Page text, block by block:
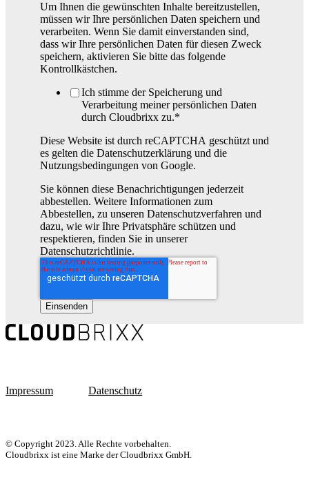
Um Ihnen die gewünschten Inhalte bereitzustellen,
müssen wir Ihre persönlichen Daten speichern und
verarbeiten. Wenn Sie damit einverstanden sind,
dass wir Ihre persönlichen Daten für diesen Zweck
speichern, aktivieren Sie bitte das folgende
Kontrollkästchen.
Ich stimme der Speicherung und
Verarbeitung meiner persönlichen Daten
durch Cloudbrixx zu.*
Diese Website ist durch reCAPTCHA geschützt und
es gelten die Datenschutzerklärung und die
Nutzungsbedingungen von Google.
Sie können diese Benachrichtigungen jederzeit
abbestellen. Weitere Informationen zum
Abbestellen, zu unseren Datenschutzverfahren und
dazu, wie wir Ihre Privatsphäre schützen und
respektieren, finden Sie in unserer
Datenschutzrichtlinie.
Impressum Datenschutz
© Copyright 2023. Alle Rechte vorbehalten.
Cloudbrixx ist eine Marke der Cloudbrixx GmbH.